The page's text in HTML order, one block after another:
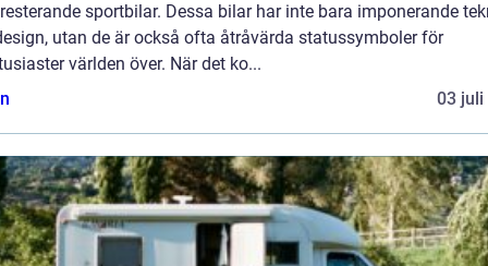
sportbilar. Dessa bilar har inte bara imponerande
utan de är också ofta åtråvärda statussymboler för
världen över. När det ko...
03 juli